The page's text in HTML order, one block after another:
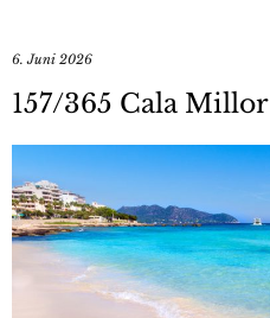
6. Juni 2026
157/365 Cala Millor